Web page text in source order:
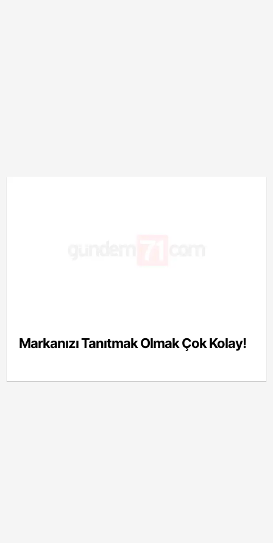
Markanızı Tanıtmak Olmak Çok Kolay!